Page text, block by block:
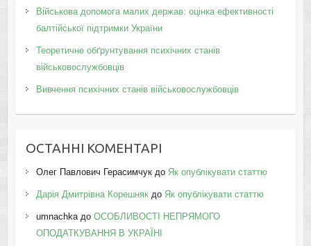
Військова допомога малих держав: оцінка ефективності
балтійської підтримки України
Теоретичне обґрунтування психічних станів
військовослужбовців
Вивчення психічних станів військовослужбовців
ОСТАННІ КОМЕНТАРІ
Олег Павлович Герасимчукдо Як опублікувати статтю
Дарія Дмитрівна Корешнякдо Як опублікувати статтю
umnachkaдо ОСОБЛИВОСТІ НЕПРЯМОГО
ОПОДАТКУВАННЯ В УКРАЇНІ